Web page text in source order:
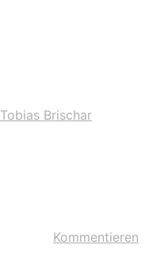
Tobias Brischar
Kommentieren